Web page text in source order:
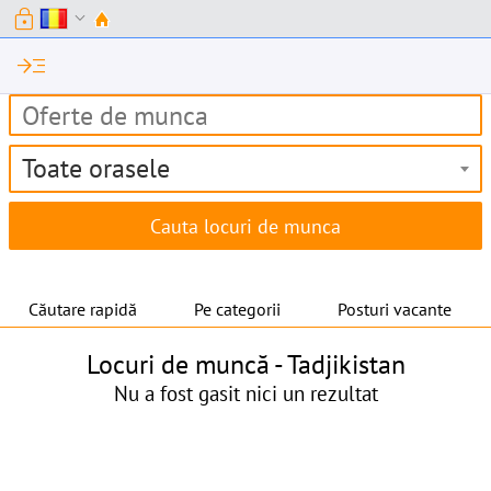
lock expand_more
read_more
Toate orasele
Căutare rapidă Pe categorii Posturi vacante
Locuri de muncă -Tadjikistan
Nu a fost gasit nici un rezultat